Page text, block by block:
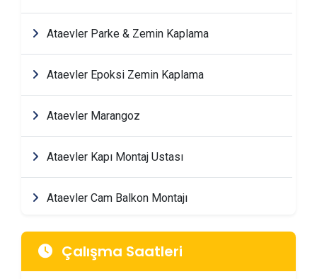
Ataevler Parke & Zemin Kaplama
Ataevler Epoksi Zemin Kaplama
Ataevler Marangoz
Ataevler Kapı Montaj Ustası
Ataevler Cam Balkon Montajı
Çalışma Saatleri